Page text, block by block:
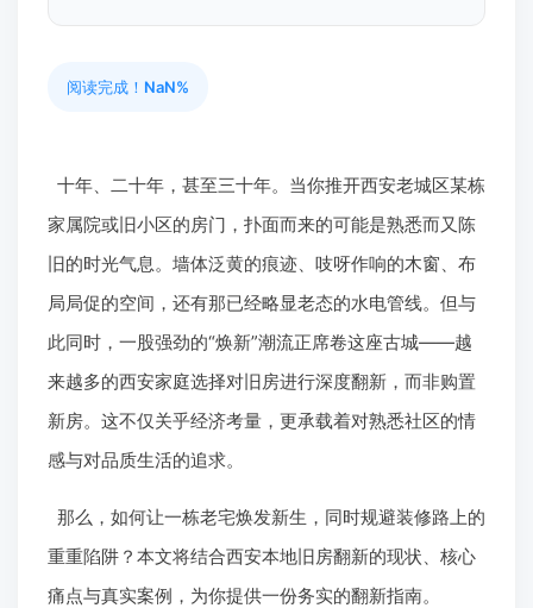
阅读完成！ NaN%
十年、二十年，甚至三十年。当你推开西安老城区某栋
家属院或旧小区的房门，扑面而来的可能是熟悉而又陈
旧的时光气息。墙体泛黄的痕迹、吱呀作响的木窗、布
局局促的空间，还有那已经略显老态的水电管线。但与
此同时，一股强劲的“焕新”潮流正席卷这座古城——越
来越多的西安家庭选择对旧房进行深度翻新，而非购置
新房。这不仅关乎经济考量，更承载着对熟悉社区的情
感与对品质生活的追求。
那么，如何让一栋老宅焕发新生，同时规避装修路上的
重重陷阱？本文将结合西安本地旧房翻新的现状、核心
痛点与真实案例，为你提供一份务实的翻新指南。